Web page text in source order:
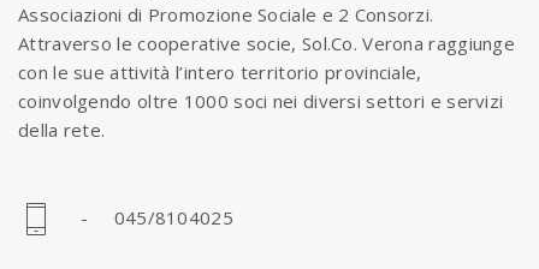
Associazioni di Promozione Sociale e 2 Consorzi.
Attraverso le cooperative socie, Sol.Co. Verona raggiunge
con le sue attività l’intero territorio provinciale,
coinvolgendo oltre 1000 soci nei diversi settori e servizi
della rete.
- 045/8104025